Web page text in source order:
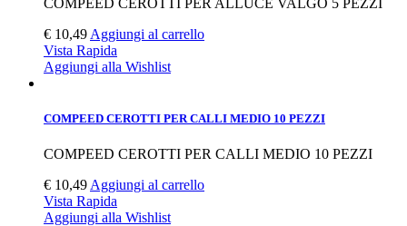
€ 10,49 Aggiungi al carrello
Vista Rapida
Aggiungi alla Wishlist
COMPEED CEROTTI PER CALLI MEDIO 10 PEZZI
COMPEED CEROTTI PER CALLI MEDIO 10 PEZZI
€ 10,49 Aggiungi al carrello
Vista Rapida
Aggiungi alla Wishlist